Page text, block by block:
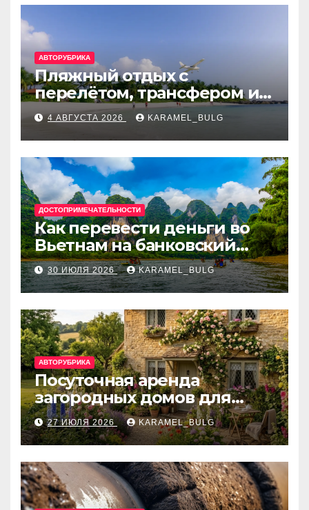
АВТОРУБРИКА
Пляжный отдых с
перелётом, трансфером и
отелем на Мальдивах, в
Турции, Греции, Таиланде
и Европе
4 АВГУСТА 2026 KARAMEL_BULG
ДОСТОПРИМЕЧАТЕЛЬНОСТИ
Как перевести деньги во
Вьетнам на банковский
счёт: VietcomBank, BIDV,
Techcombank и другие
банки
30 ИЮЛЯ 2026 KARAMEL_BULG
АВТОРУБРИКА
Посуточная аренда
загородных домов для
отдыха
27 ИЮЛЯ 2026 KARAMEL_BULG